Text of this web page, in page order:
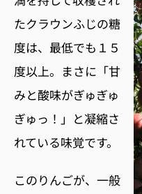
たクラウンふじの糖
度は、最低でも１５
度以上。まさに「甘
みと酸味がぎゅぎゅ
ぎゅっ！」と凝縮さ
れている味覚です。
このりんごが、一般